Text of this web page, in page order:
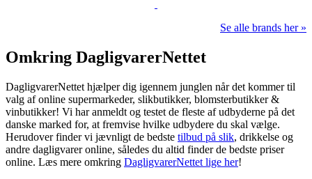
Se alle brands her »
Omkring DagligvarerNettet
DagligvarerNettet hjælper dig igennem junglen når det kommer til
valg af online supermarkeder, slikbutikker, blomsterbutikker &
vinbutikker! Vi har anmeldt og testet de fleste af udbyderne på det
danske marked for, at fremvise hvilke udbydere du skal vælge.
Herudover finder vi jævnligt de bedste tilbud på slik, drikkelse og
andre dagligvarer online, således du altid finder de bedste priser
online. Læs mere omkring DagligvarerNettet lige her!